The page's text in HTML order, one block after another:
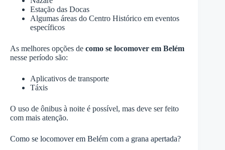
Estação das Docas
Algumas áreas do Centro Histórico em eventos
específicos
As melhores opções de como se locomover em Belém
nesse período são:
Aplicativos de transporte
Táxis
O uso de ônibus à noite é possível, mas deve ser feito
com mais atenção.
Como se locomover em Belém com a grana apertada?